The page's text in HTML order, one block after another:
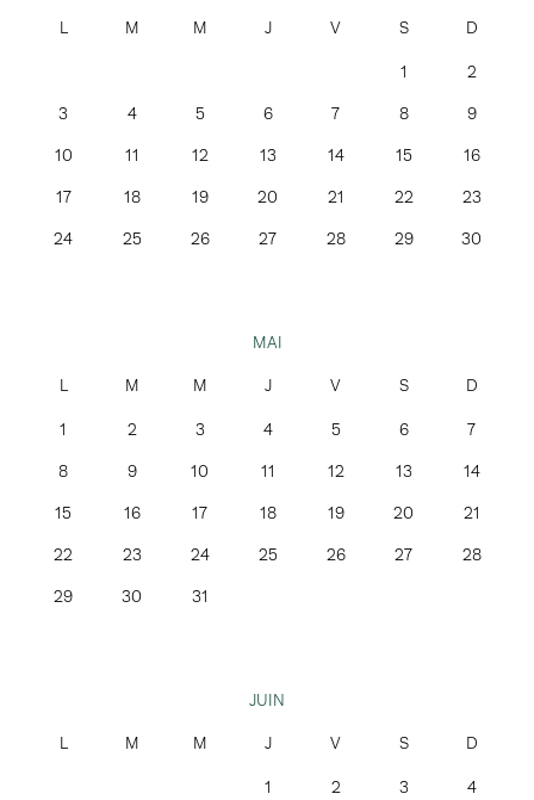
1
2
3
4 5 6 7 8
9
10
11 12 13 14 15
16
17
18 19 20 21 22
23
24
25 26 27 28 29 30
MAI
1 2 3 4 5 6
7
8
9 10 11 12 13
14
15
16 17 18 19 20
21
22
23 24 25 26 27
28
29
30 31
JUIN
1 2 3
4